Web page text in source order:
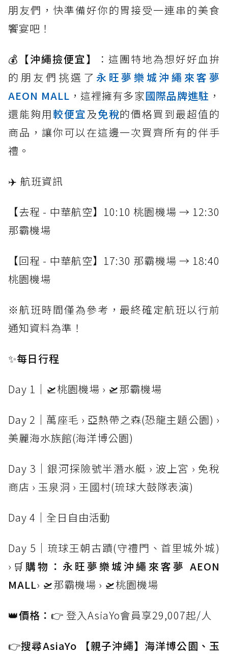
朋友們，快準備好你的胃接受一連串的美食
饗宴吧！
💰 【沖繩撿便宜】
：這團特地為想好好血拚
的朋友們挑選了 永旺夢樂城沖繩來客夢
AEON MALL ，這裡擁有多家國際品牌進駐 ，
還能夠用較便宜及免稅的價格買到最超值的
商品，讓你可以在這邊一次買齊所有的伴手
禮。
✈️ 航班資訊
【去程 - 中華航空】10:10 桃園機場 → 12:30
那霸機場
【回程 - 中華航空】17:30 那霸機場 → 18:40
桃園機場
※航班時間僅為參考，最終確定航班以行前
通知資料為準！
✨每日行程
Day 1｜🛫桃園機場 › 🛫那霸機場
Day 2｜萬座毛 › 亞熱帶之森(恐龍主題公園) ›
美麗海水族館(海洋博公園)
Day 3｜銀河探險號半潛水艇 › 波上宮 › 免稅
商店 › 玉泉洞 › 王國村(琉球大鼓隊表演)
Day 4｜全日自由活動
Day 5｜琉球王朝古蹟(守禮門、首里城外城)
› 🛒購物：永旺夢樂城沖繩來客夢 AEON
MALL› 🛫那霸機場 › 🛫桃園機場
👑價格： 👉 登入AsiaYo會員享29,007起/人
👉搜尋AsiaYo 【親子沖繩】海洋博公園、玉